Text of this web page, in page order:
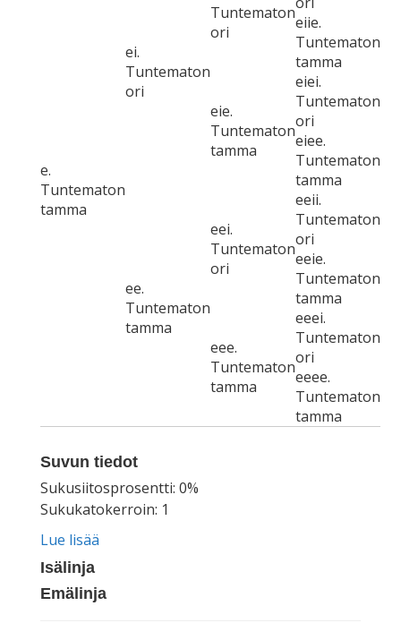
e.
Tuntematon
tamma
ei.
Tuntematon
ori
Tuntematon
ori
eiie.
Tuntematon
tamma
eie.
Tuntematon
tamma
eiei.
Tuntematon
ori
eiee.
Tuntematon
tamma
ee.
Tuntematon
tamma
eei.
Tuntematon
ori
eeii.
Tuntematon
ori
eeie.
Tuntematon
tamma
eee.
Tuntematon
tamma
eeei.
Tuntematon
ori
eeee.
Tuntematon
tamma
Suvun tiedot
Sukusiitosprosentti: 0%
Sukukatokerroin: 1
Lue lisää
Isälinja
Emälinja